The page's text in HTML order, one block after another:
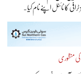
کا ٹائٹل اپنے نام کیا۔